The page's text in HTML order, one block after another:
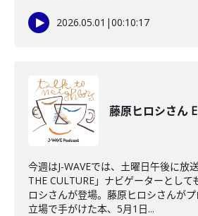
2026.05.01 |00:10:17
藤原ヒロシさん
今週はJ-WAVEでは、土曜日午後に放
THE CULTURE」ナビゲーターとして
ロシさんが登場。藤原ヒロシさんが
立場で手がけた本、5月1日...